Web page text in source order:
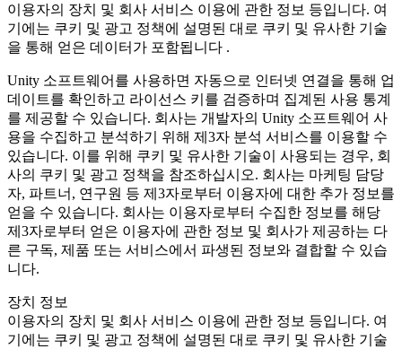
이용자의 장치 및 회사 서비스 이용에 관한 정보 등입니다. 여
기에는 쿠키 및 광고 정책에 설명된 대로 쿠키 및 유사한 기술
을 통해 얻은 데이터가 포함됩니다 .
Unity 소프트웨어를 사용하면 자동으로 인터넷 연결을 통해 업
데이트를 확인하고 라이선스 키를 검증하며 집계된 사용 통계
를 제공할 수 있습니다. 회사는 개발자의 Unity 소프트웨어 사
용을 수집하고 분석하기 위해 제3자 분석 서비스를 이용할 수
있습니다. 이를 위해 쿠키 및 유사한 기술이 사용되는 경우, 회
사의 쿠키 및 광고 정책을 참조하십시오. 회사는 마케팅 담당
자, 파트너, 연구원 등 제3자로부터 이용자에 대한 추가 정보를
얻을 수 있습니다. 회사는 이용자로부터 수집한 정보를 해당
제3자로부터 얻은 이용자에 관한 정보 및 회사가 제공하는 다
른 구독, 제품 또는 서비스에서 파생된 정보와 결합할 수 있습
니다.
장치 정보
이용자의 장치 및 회사 서비스 이용에 관한 정보 등입니다. 여
기에는 쿠키 및 광고 정책에 설명된 대로 쿠키 및 유사한 기술